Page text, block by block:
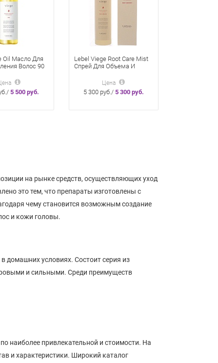
Oil Масло Для
Волос 90
5 500 руб.
Lebel Viege Root Care Mist
Спрей Для Объема И
Цена
5 300 руб./ 5 300 руб.
на рынке средств, осуществляющих уход
это тем, что препараты изготовлены с
чему становится возможным создание
и кожи головы.
домашних условиях. Состоит серия из
и сильными. Среди преимуществ
наиболее привлекательной и стоимости. На
и характеристики. Широкий каталог